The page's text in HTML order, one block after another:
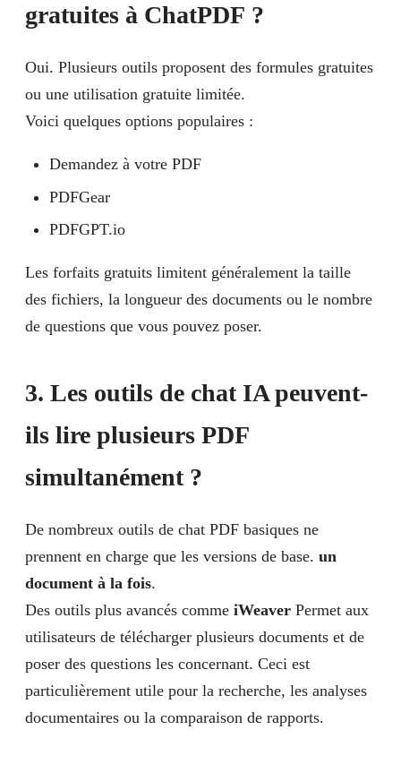
gratuites à ChatPDF ?
Oui. Plusieurs outils proposent des formules gratuites
ou une utilisation gratuite limitée.
Voici quelques options populaires :
Demandez à votre PDF
PDFGear
PDFGPT.io
Les forfaits gratuits limitent généralement la taille
des fichiers, la longueur des documents ou le nombre
de questions que vous pouvez poser.
3. Les outils de chat IA peuvent-
ils lire plusieurs PDF
simultanément ?
De nombreux outils de chat PDF basiques ne
prennent en charge que les versions de base. un
document à la fois.
Des outils plus avancés comme iWeaver Permet aux
utilisateurs de télécharger plusieurs documents et de
poser des questions les concernant. Ceci est
particulièrement utile pour la recherche, les analyses
documentaires ou la comparaison de rapports.